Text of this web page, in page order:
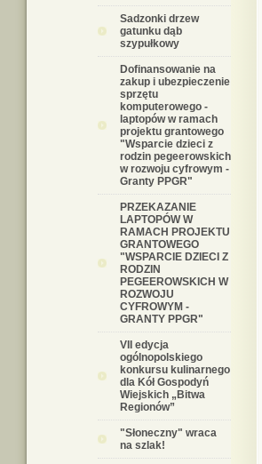
Sadzonki drzew
gatunku dąb
szypułkowy
Dofinansowanie na
zakup i ubezpieczenie
sprzętu
komputerowego -
laptopów w ramach
projektu grantowego
"Wsparcie dzieci z
rodzin pegeerowskich
w rozwoju cyfrowym -
Granty PPGR"
PRZEKAZANIE
LAPTOPÓW W
RAMACH PROJEKTU
GRANTOWEGO
"WSPARCIE DZIECI Z
RODZIN
PEGEEROWSKICH W
ROZWOJU
CYFROWYM -
GRANTY PPGR"
VII edycja
ogólnopolskiego
konkursu kulinarnego
dla Kół Gospodyń
Wiejskich „Bitwa
Regionów”
"Słoneczny" wraca
na szlak!